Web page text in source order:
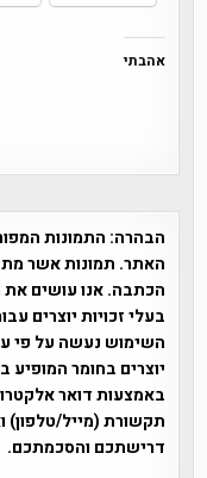
אהבתי
הבהרה: התמונות
האתר. תמונות אשר
הכתבה. אנו עושים את
בעלי זכויות יוצרים
יוצרים בחומר
תקשורת (מייל/טלפון)
דרישתכם והסכמתכם.